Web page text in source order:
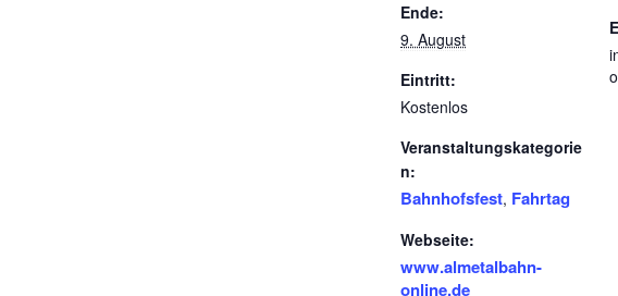
Ende:
9. August
Eintritt:
Kostenlos
Veranstaltungskategorie
n:
Bahnhofsfest, Fahrtag
Webseite:
www.almetalbahn-
online.de